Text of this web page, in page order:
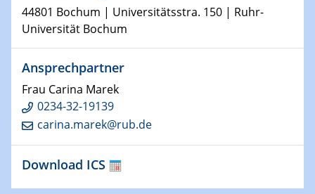
GDCh Kolloquium
22.01.2025
Physikalisches Kolloquium
Make it and break it: Contact and Cracks at soft
interfaces
HyMission Short Talks
44801 Bochum | Universitätsstra. 150 | Ruhr-
Universität Bochum
Ansprechpartner
Frau Carina Marek
0234-32-19139
carina.marek@rub.de
Download ICS